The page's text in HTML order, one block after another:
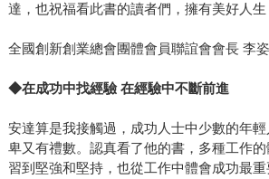
達，也祝福看此書的讀者們，擁有美好人生
全國創新創業總會團體會員聯誼會會長 李
◆在成功中找經驗 在經驗中不斷前進
安達算是我接觸過，成功人士中少數的年
卑又有禮數。認真看了他的書，多種工作
習到堅強和堅持，也從工作中體會成功最